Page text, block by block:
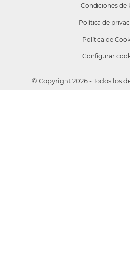
Condiciones de
Política de
Política de
Configurar
© Copyright 2026 - Todos los